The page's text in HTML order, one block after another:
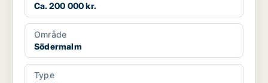
Ca. 200 000 kr.
Område
Södermalm
Type